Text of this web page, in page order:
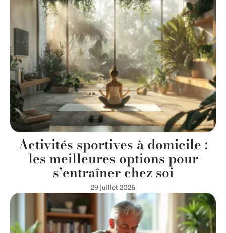
Activités sportives à domicile :
les meilleures options pour
s’entraîner chez soi
29 juillet 2026